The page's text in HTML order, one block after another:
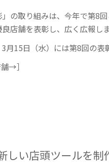
の取り組みは、今年で第8
店舗を表彰し、広く広報しま
15日（水）には第8回の表
→］
しい店頭ツールを制